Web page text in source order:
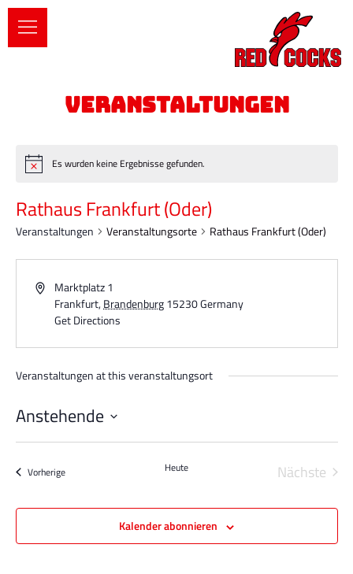
Es wurden keine Ergebnisse gefunden.
Rathaus Frankfurt (Oder)
Veranstaltungen Veranstaltungsorte Rathaus Frankfurt (Oder)
Marktplatz 1
Frankfurt,Brandenburg15230Germany
Get Directions
Veranstaltungen at this veranstaltungsort
Anstehende
Datum
VorherigeVeranstaltungen Heute
Nächste
Kalender abonnieren